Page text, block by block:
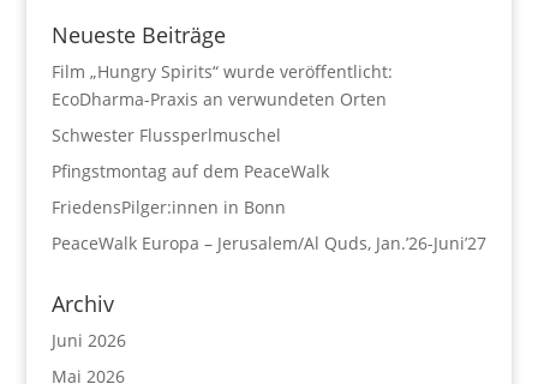
Neueste Beiträge
Film „Hungry Spirits“ wurde veröffentlicht:
EcoDharma-Praxis an verwundeten Orten
Schwester Flussperlmuschel
Pfingstmontag auf dem PeaceWalk
FriedensPilger:innen in Bonn
PeaceWalk Europa – Jerusalem/Al Quds, Jan.’26-Juni’27
Archiv
Juni 2026
Mai 2026